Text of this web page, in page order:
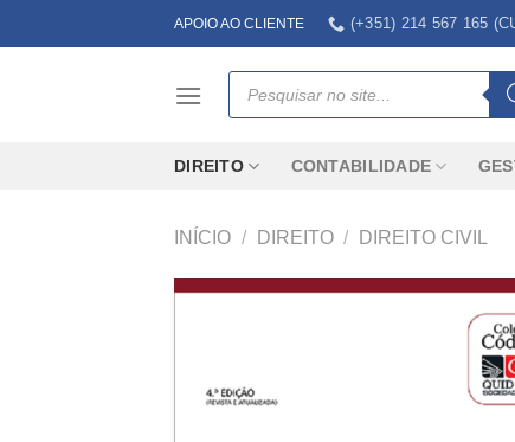
to
APOIO AO CLIENTE (+351) 214 567 165
Products
search
DIREITO CONTABILIDADE
INÍCIO / DIREITO / DIREITO CIVIL